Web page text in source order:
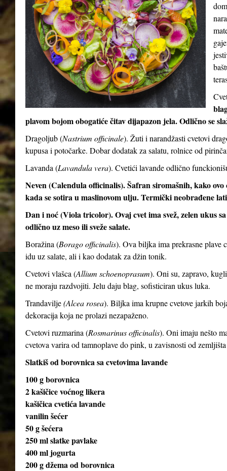
plavom bojom obogatiće čitav dijapazon jela. Odlično se
Dragoljub (Nastrium officinale). Žuti i narandžasti cvetovi
kupusa i potočarke. Dobar dodatak za salatu, rolnice od
Lavanda (Lavandula vera). Cvetići lavande odlično
Neven (Calendula officinalis). Šafran siromašnih, kako
kada se sotira u maslinovom ulju. Termički neobrađene
Dan i noć (Viola tricolor). Ovaj cvet ima svež, zelen ukus
odlično uz meso ili sveže salate.
Boražina (Borago officinalis). Ova biljka ima prekrasne plave
idu uz salate, ali i kao dodatak za džin tonik.
Cvetovi vlašca (Allium schoenoprasum). Oni su, zapravo,
ne moraju razdvojiti. Jelu daju blag, sofisticiran ukus luka.
Trandavilje(Alcea rosea). Biljka ima krupne cvetove jarkih
dekoracija koja ne prolazi nezapaženo.
Cvetovi ruzmarina (Rosmarinus officinalis). Oni imaju nešto
cvetova varira od tamnoplave do pink, u zavisnosti od
Slatkiš od borovnica sa cvetovima lavande
100 g borovnica
2 kašičice voćnog likera
kašičica cvetića lavande
vanilin šećer
50 g šećera
250 ml slatke pavlake
400 ml jogurta
200 g džema od borovnica